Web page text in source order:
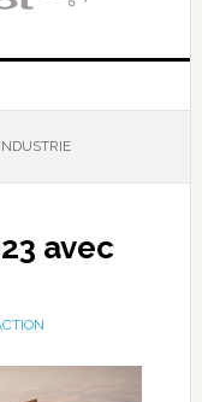
avec